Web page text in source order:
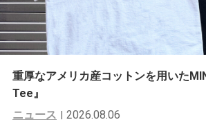
重厚なアメリカ産コットンを用いた
Tee』
ニュース
2026.08.06